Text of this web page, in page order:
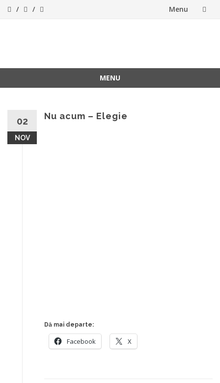
Menu
MENU
02
NOV
Nu acum – Elegie
Dă mai departe:
Facebook X